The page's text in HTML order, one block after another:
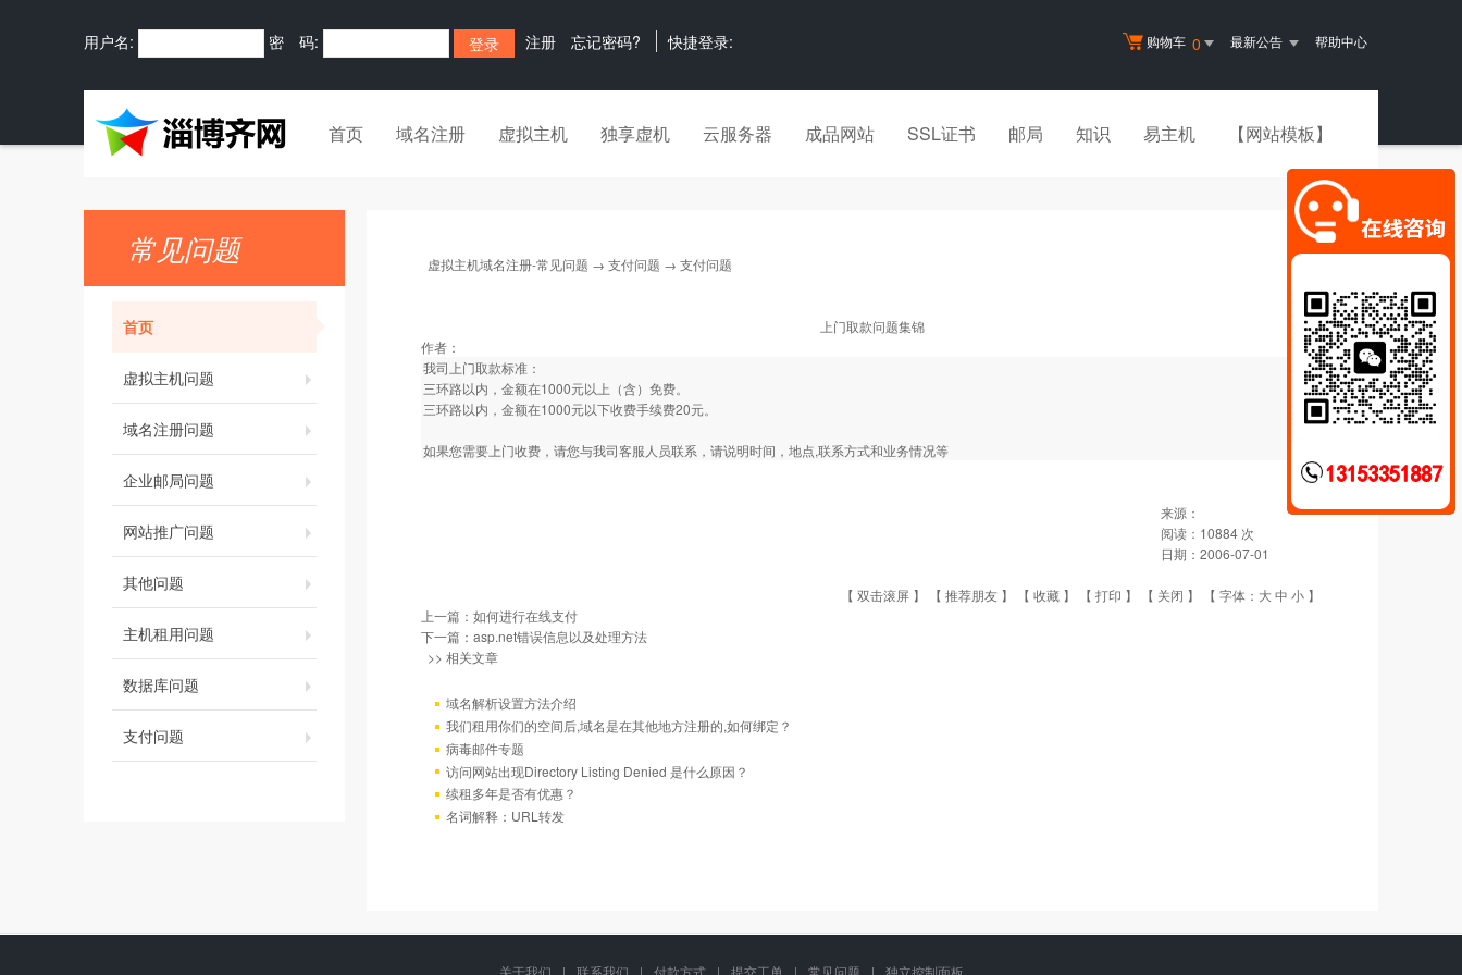
购物车 0 最新公告 帮助中心
用户名: 密 码: 注册 忘记密码? 快捷登录:
首页 域名注册 虚拟主机 独享虚机 云服务器 成品网站 SSL证书 邮局 知识 易主机 【网站模板】
常见问题
首页
虚拟主机问题
域名注册问题
企业邮局问题
网站推广问题
其他问题
主机租用问题
数据库问题
支付问题
虚拟主机域名注册-常见问题 → 支付问题 → 支付问题
上门取款问题集锦
作者：
我司上门取款标准：
三环路以内，金额在1000元以上（含）免费。
三环路以内，金额在1000元以下收费手续费20元。
如果您需要上门收费，请您与我司客服人员联系，请说明时间，地点,联系方式和业务情况等
来源：
阅读： 10884 次
日期： 2006-07-01
【 双击滚屏 】 【 推荐朋友 】 【 收藏 】 【 打印 】 【 关闭 】 【 字体： 大中 小 】
上一篇： 如何进行在线支付
下一篇： asp.net错误信息以及处理方法
>> 相关文章
域名解析设置方法介绍
我们租用你们的空间后,域名是在其他地方注册的,如何绑定？
病毒邮件专题
访问网站出现Directory Listing Denied 是什么原因？
续租多年是否有优惠？
名词解释：URL转发
关于我们 | 联系我们 | 付款方式 | 提交工单 | 常见问题 | 独立控制面板